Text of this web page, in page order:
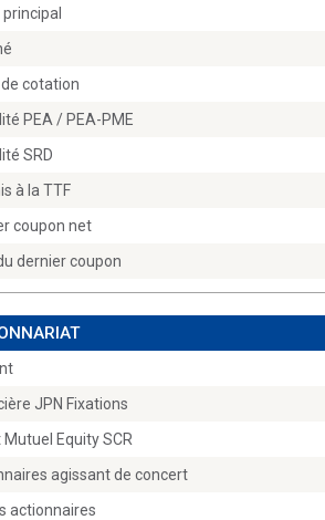
principal
de cotation
PEA / PEA-PME
SRD
à la TTF
coupon net
dernier coupon
JPN Fixations
Mutuel Equity SCR
agissant de concert
actionnaires